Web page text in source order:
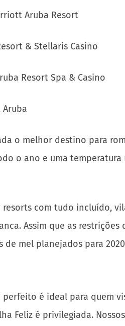
Aruba Resort
& Stellaris Casino
Resort Spa & Casino
Aruba
o melhor destino para
o ano e uma temperatura
resorts com tudo incluído,
Assim que as
de mel planejados para
é ideal para quem
Feliz é privilegiada.